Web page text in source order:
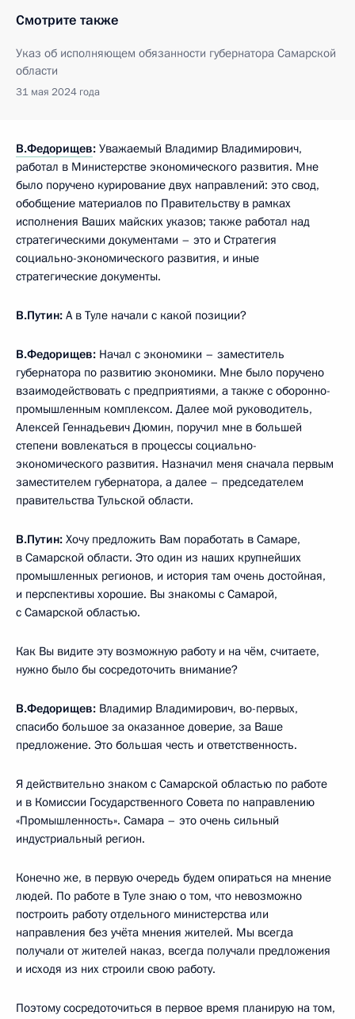
Смотрите также
Указ об исполняющем обязанности губернатора Самарской
области
31 мая 2024 года
В.Федорищев: Уважаемый Владимир Владимирович,
работал в Министерстве экономического развития. Мне
было поручено курирование двух направлений: это свод,
обобщение материалов по Правительству в рамках
исполнения Ваших майских указов; также работал над
стратегическими документами – это и Стратегия
социально-экономического развития, и иные
стратегические документы.
В.Путин: А в Туле начали с какой позиции?
В.Федорищев: Начал с экономики – заместитель
губернатора по развитию экономики. Мне было поручено
взаимодействовать с предприятиями, а также с оборонно-
промышленным комплексом. Далее мой руководитель,
Алексей Геннадьевич Дюмин, поручил мне в большей
степени вовлекаться в процессы социально-
экономического развития. Назначил меня сначала первым
заместителем губернатора, а далее – председателем
правительства Тульской области.
В.Путин: Хочу предложить Вам поработать в Самаре,
в Самарской области. Это один из наших крупнейших
промышленных регионов, и история там очень достойная,
и перспективы хорошие. Вы знакомы с Самарой,
с Самарской областью.
Как Вы видите эту возможную работу и на чём, считаете,
нужно было бы сосредоточить внимание?
В.Федорищев: Владимир Владимирович, во-первых,
спасибо большое за оказанное доверие, за Ваше
предложение. Это большая честь и ответственность.
Я действительно знаком с Самарской областью по работе
и в Комиссии Государственного Совета по направлению
«Промышленность». Самара – это очень сильный
индустриальный регион.
Конечно же, в первую очередь будем опираться на мнение
людей. По работе в Туле знаю о том, что невозможно
построить работу отдельного министерства или
направления без учёта мнения жителей. Мы всегда
получали от жителей наказ, всегда получали предложения
и исходя из них строили свою работу.
Поэтому сосредоточиться в первое время планирую на том,